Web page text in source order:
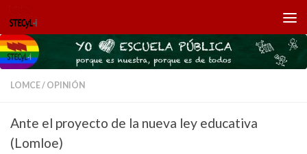
Saltar al contenido
LOMCE/ OPINIÓN
Ante el proyecto de la nueva ley educativa
(Lomloe)